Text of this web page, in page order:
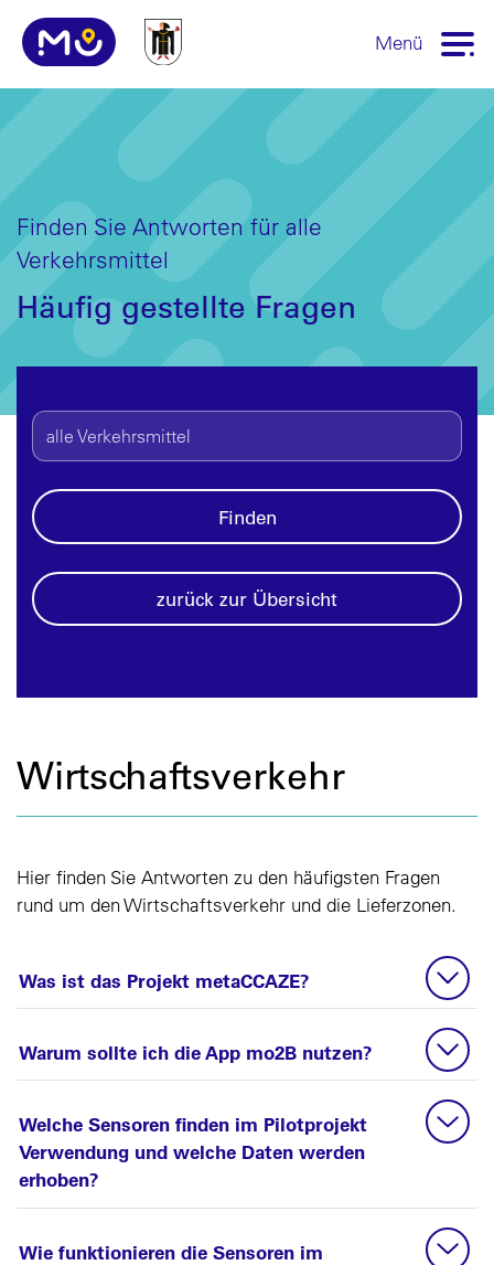
Menü
Finden Sie Antworten für alle
Verkehrsmittel
Häufig gestellte Fragen
Finden
zurück zur Übersicht
Wirtschaftsverkehr
Hier finden Sie Antworten zu den häufigsten Fragen
rund um den Wirtschaftsverkehr und die Lieferzonen.
Was ist das Projekt metaCCAZE?
Warum sollte ich die App mo2B nutzen?
Welche Sensoren finden im Pilotprojekt
Verwendung und welche Daten werden
erhoben?
Wie funktionieren die Sensoren im